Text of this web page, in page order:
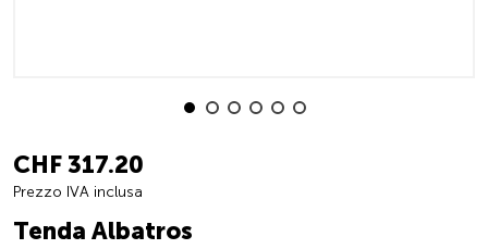
CHF 317.20
Prezzo IVA inclusa
Tenda Albatros